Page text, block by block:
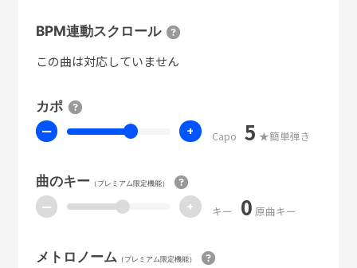
BPM連動スクロール
この曲は対応していません
カポ
ー + Capo 5 ★簡単弾き
曲のキー（プレミアム限定機能）
ー + キー 0 原曲キー
メトロノーム （プレミアム限定機能）